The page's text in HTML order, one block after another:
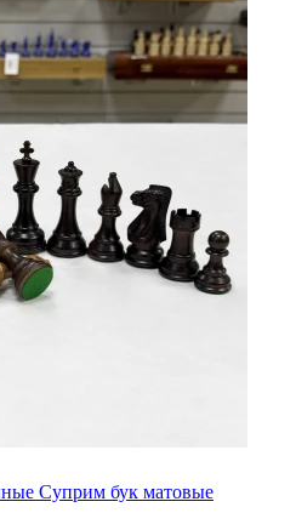
Суприм бук матовые